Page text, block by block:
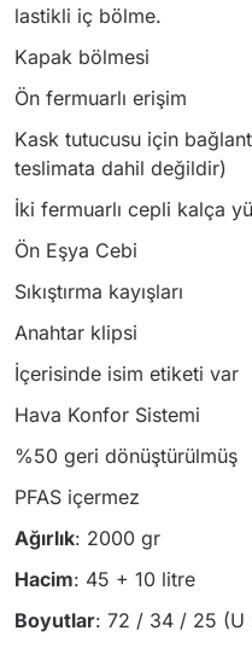
lastikli iç bölme.
Kapak bölmesi
Ön fermuarlı erişim
Kask tutucusu için
teslimata dahil değildir)
İki fermuarlı cepli kalça
Ön Eşya Cebi
Sıkıştırma kayışları
Anahtar klipsi
İçerisinde isim etiketi var
Hava Konfor Sistemi
%50 geri dönüştürülmüş
PFAS içermez
Ağırlık: 2000 gr
Hacim: 45 + 10 litre
Boyutlar: 72 / 34 / 25 (U